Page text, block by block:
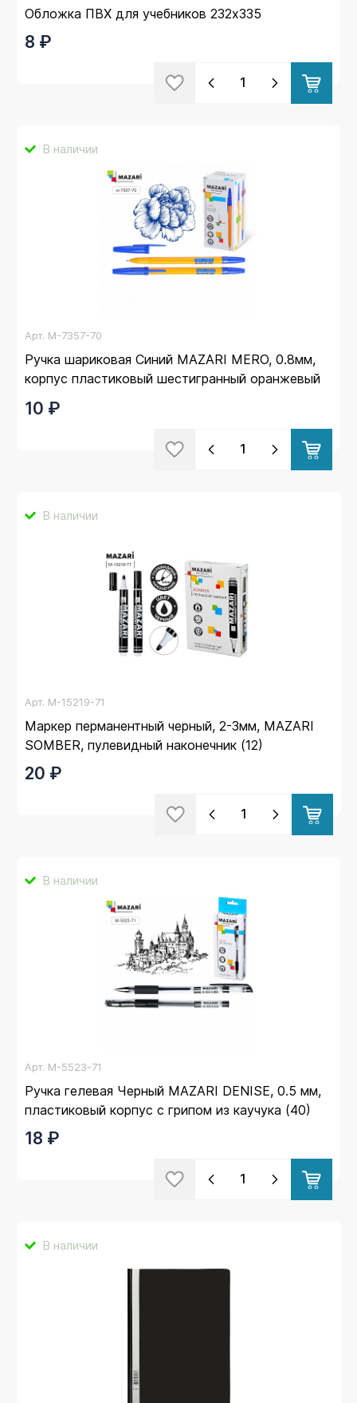
Обложка ПВХ для учебников 232х335
8 ₽
В наличии
Арт. M-7357-70
Ручка шариковая Синий MAZARI MERO, 0.8мм,
корпус пластиковый шестигранный оранжевый
10 ₽
В наличии
Арт. M-15219-71
Маркер перманентный черный, 2-3мм, MAZARI
SOMBER, пулевидный наконечник (12)
20 ₽
В наличии
Арт. M-5523-71
Ручка гелевая Черный MAZARI DENISE, 0.5 мм,
пластиковый корпус с грипом из каучука (40)
18 ₽
В наличии